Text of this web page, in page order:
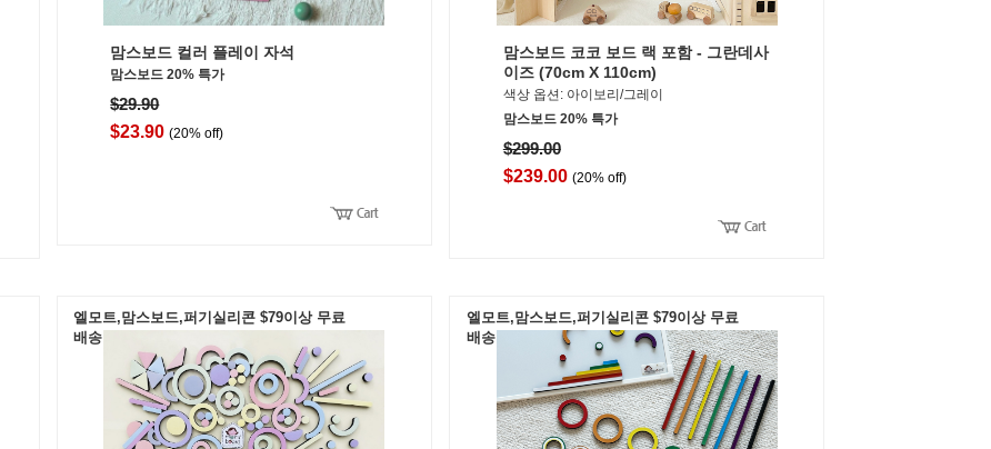
맘스보드 컬러 플레이 자석
맘스보드 20% 특가
$29.90
$23.90(20% off)
맘스보드 코코 보드 랙 포함 - 그란데사
이즈 (70cm X 110cm)
색상 옵션: 아이보리/그레이
맘스보드 20% 특가
$299.00
$239.00 (20% off)
엘모트,맘스보드,퍼기실리콘 $79이상 무료
배송
엘모트,맘스보드,퍼기실리콘 $79이상 무료
배송